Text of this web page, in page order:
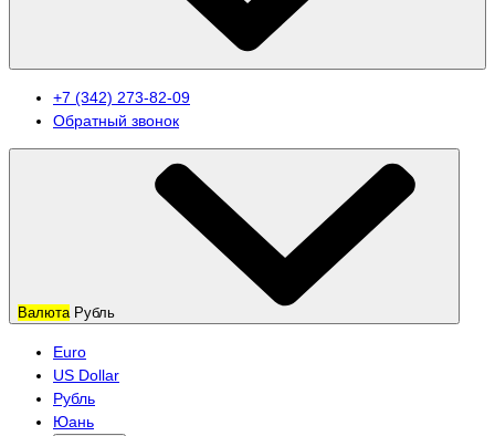
+7 (342) 273-82-09
Обратный звонок
Валюта Рубль
Euro
US Dollar
Рубль
Юань